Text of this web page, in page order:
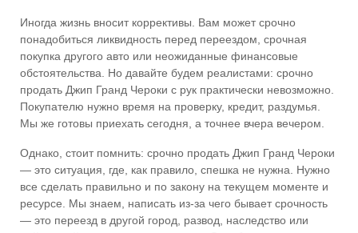
Иногда жизнь вносит коррективы. Вам может срочно
понадобиться ликвидность перед переездом, срочная
покупка другого авто или неожиданные финансовые
обстоятельства. Но давайте будем реалистами: срочно
продать Джип Гранд Чероки с рук практически невозможно.
Покупателю нужно время на проверку, кредит, раздумья.
Мы же готовы приехать сегодня, а точнее вчера вечером.
Однако, стоит помнить: срочно продать Джип Гранд Чероки
— это ситуация, где, как правило, спешка не нужна. Нужно
все сделать правильно и по закону на текущем моменте и
ресурсе. Мы знаем, написать из-за чего бывает срочность
— это переезд в другой город, развод, наследство или